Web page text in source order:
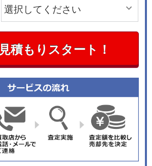
見積もりスタート！